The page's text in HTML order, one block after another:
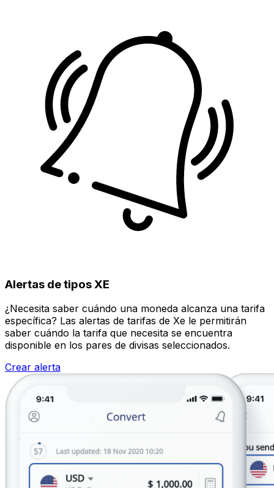
Alertas de tipos XE
¿Necesita saber cuándo una moneda alcanza una tarifa
específica? Las alertas de tarifas de Xe le permitirán
saber cuándo la tarifa que necesita se encuentra
disponible en los pares de divisas seleccionados.
Crear alerta